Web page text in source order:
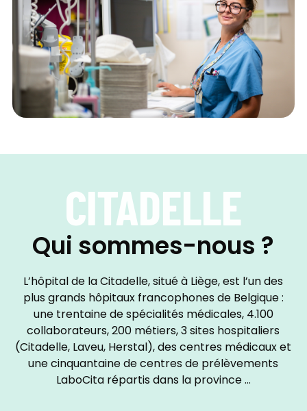
CITADELLE
Qui sommes-nous ?
L’hôpital de la Citadelle, situé à Liège, est l’un des
plus grands hôpitaux francophones de Belgique :
une trentaine de spécialités médicales, 4.100
collaborateurs, 200 métiers, 3 sites hospitaliers
(Citadelle, Laveu, Herstal), des centres médicaux et
une cinquantaine de centres de prélèvements
LaboCita répartis dans la province …